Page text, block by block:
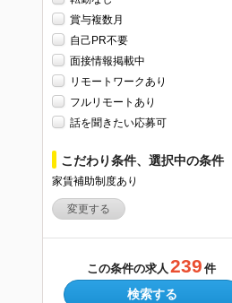
賞与複数月
自己PR不要
面接情報掲載中
リモートワークあり
フルリモートあり
話を聞きたい応募可
こだわり条件、選択中の条件
家賃補助制度あり
変更する
この条件の求人 239 件
検索する